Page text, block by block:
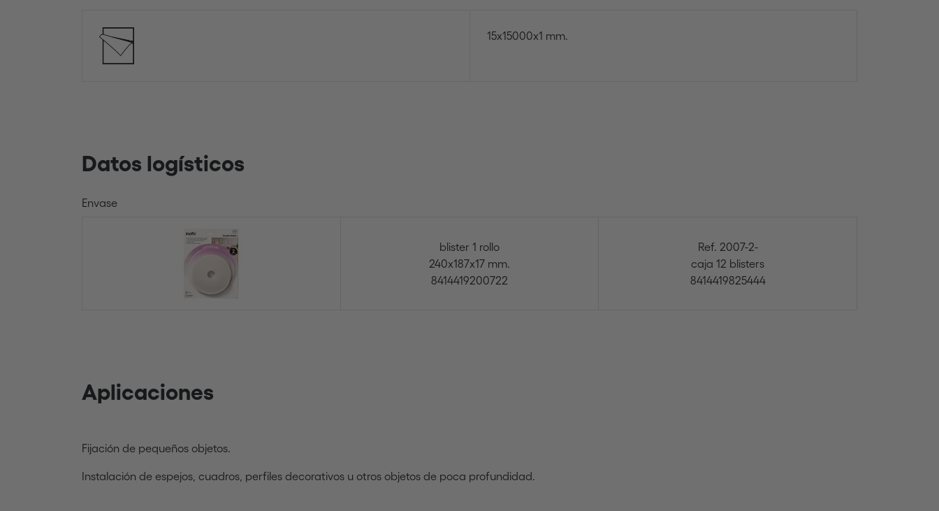
15x15000x1 mm.
Datos logísticos
Envase
blister 1 rollo
240x187x17 mm.
8414419200722
Ref. 2007-2-
caja 12 blisters
8414419825444
Aplicaciones
Fijación de pequeños objetos.
Instalación de espejos, cuadros, perfiles decorativos u otros objetos de poca profundidad.